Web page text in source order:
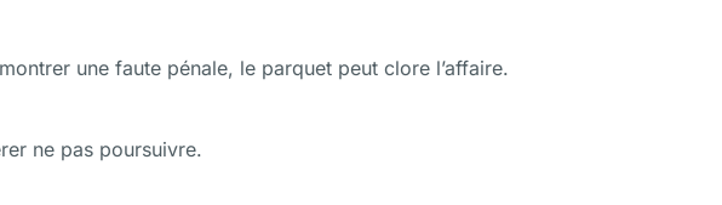
une faute pénale, le parquet peut clore l’affaire.
ne pas poursuivre.